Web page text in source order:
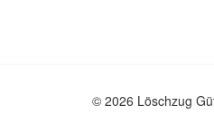
© 2026 Löschzug